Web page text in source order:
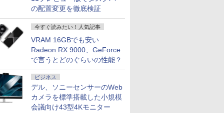
の配置変更を徹底検証
今すぐ読みたい！人気記事
VRAM 16GBでも安い
Radeon RX 9000、GeForce
で言うとどのぐらいの性能？
ビジネス
デル、ソニーセンサーのWeb
カメラを標準搭載した小規模
会議向け43型4Kモニター